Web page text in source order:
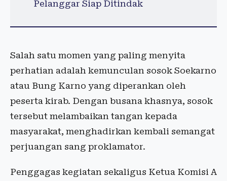
Pelanggar Siap Ditindak
Salah satu momen yang paling menyita
perhatian adalah kemunculan sosok Soekarno
atau Bung Karno yang diperankan oleh
peserta kirab. Dengan busana khasnya, sosok
tersebut melambaikan tangan kepada
masyarakat, menghadirkan kembali semangat
perjuangan sang proklamator.
Penggagas kegiatan sekaligus Ketua Komisi A